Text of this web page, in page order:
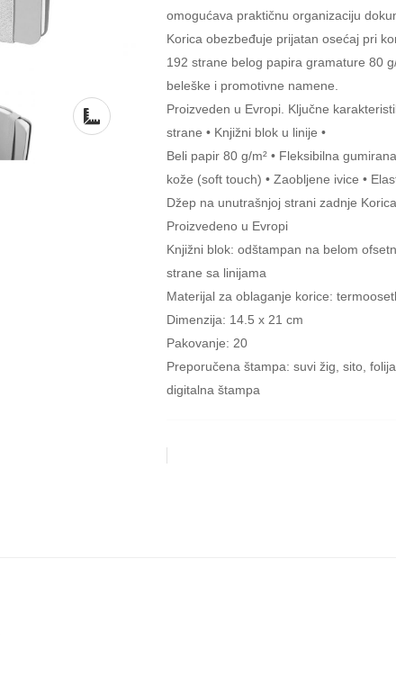
omogućava praktičnu organizaciju
Korica obezbeđuje prijatan osećaj pri
192 strane belog papira gramature 80
beleške i promotivne namene.
Proizveden u Evropi. Ključne
strane • Knjižni blok u linije •
Beli papir 80 g/m² • Fleksibilna
kože (soft touch) • Zaobljene ivice •
Džep na unutrašnjoj strani zadnje
Proizvedeno u Evropi
Knjižni blok: odštampan na belom
strane sa linijama
Materijal za oblaganje korice:
Dimenzija: 14.5 x 21 cm
Pakovanje: 20
Preporučena štampa: suvi žig, sito,
digitalna štampa